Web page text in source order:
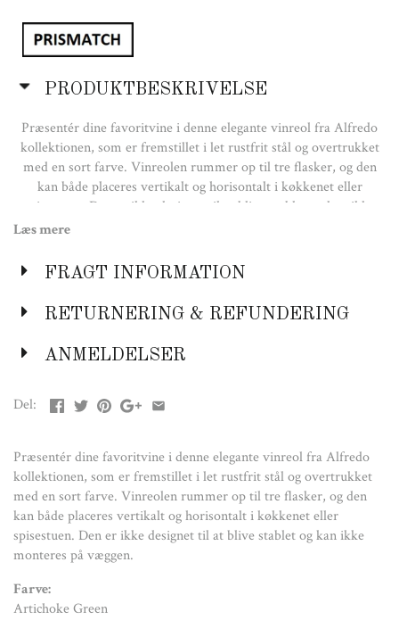
PRODUKTBESKRIVELSE
Præsentér dine favoritvine i denne elegante vinreol fra Alfredo
kollektionen, som er fremstillet i let rustfrit stål og overtrukket
med en sort farve. Vinreolen rummer op til tre flasker, og den
kan både placeres vertikalt og horisontalt i køkkenet eller
spisestuen. Den er ikke designet til at blive stablet og kan ikke
Farve:
Artichoke Green
Mål:
B: 19 cm
Rustfrit stål
Læs mere
FRAGT INFORMATION
RETURNERING & REFUNDERING
ANMELDELSER
Del:
Præsentér dine favoritvine i denne elegante vinreol fra Alfredo
kollektionen, som er fremstillet i let rustfrit stål og overtrukket
med en sort farve. Vinreolen rummer op til tre flasker, og den
kan både placeres vertikalt og horisontalt i køkkenet eller
spisestuen. Den er ikke designet til at blive stablet og kan ikke
monteres på væggen.
Farve:
Artichoke Green